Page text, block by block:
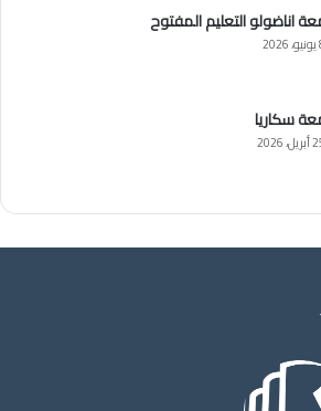
اناضولو التعليم المفتوح
سكاريا
2026